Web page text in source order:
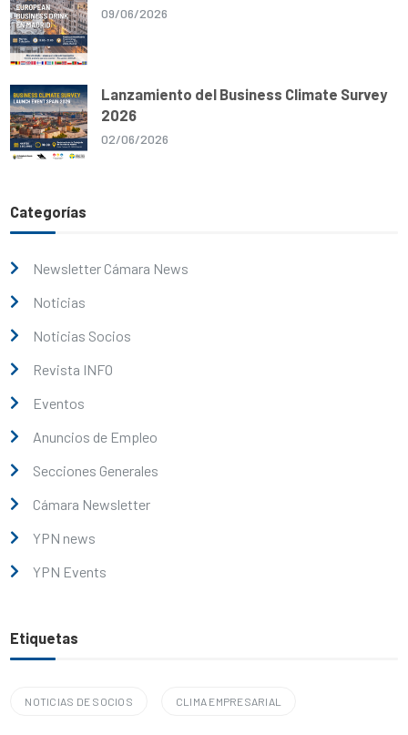
09/06/2026
Lanzamiento del Business Climate Survey
2026
02/06/2026
Categorías
Newsletter Cámara News
Noticias
Noticias Socios
Revista INFO
Eventos
Anuncios de Empleo
Secciones Generales
Cámara Newsletter
YPN news
YPN Events
Etiquetas
NOTICIAS DE SOCIOS CLIMA EMPRESARIAL